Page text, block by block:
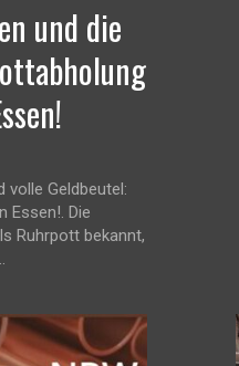
und die
volle Geldbeutel:
Essen!. Die
Ruhrpott bekannt,